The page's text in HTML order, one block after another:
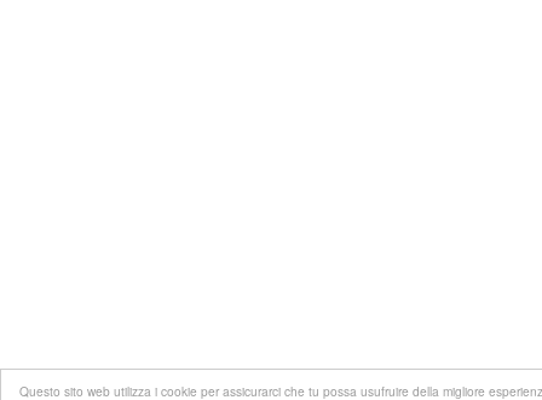
Questo sito web utilizza i cookie per assicurarci che tu possa usufruire della migliore